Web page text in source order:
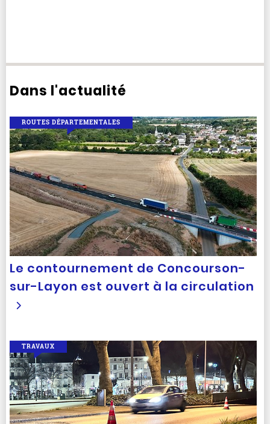
Dans l'actualité
Le contournement de Concourson-
sur-Layon est ouvert à la circulation
ROUTES DÉPARTEMENTALES
TRAVAUX